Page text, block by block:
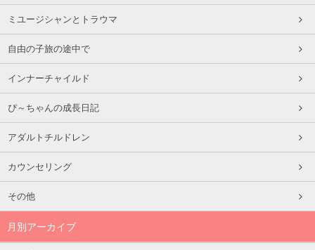
ミユージシャンとトラウマ
自由の子旅の途中で
インナーチャイルド
ぴ～ちゃんの成長日記
アダルトチルドレン
カウンセリング
その他
月別アーカイブ